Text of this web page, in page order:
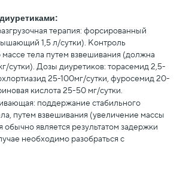
терапия: форсированный
1,5 л/сутки). Контроль
массе тела путем взвешивания (должна
сутки). Дозы диуретиков: торасемид 2,5-
25-100мг/сутки, фуросемид 20-
кислота 25-50 мг/сутки.
поддержание стабильного
путем взвешивания (увеличение массы
обычно является результатом задержки
необходимо разобраться с